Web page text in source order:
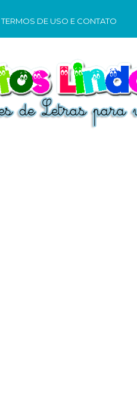
TERMOS DE USO E CONTATO